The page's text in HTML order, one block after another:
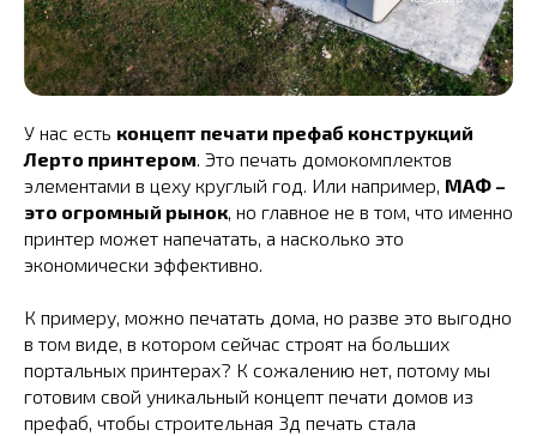
У нас есть концепт печати префаб конструкций
Лерто принтером. Это печать домокомплектов
элементами в цеху круглый год. Или например, МАФ –
это огромный рынок, но главное не в том, что именно
принтер может напечатать, а насколько это
экономически эффективно.
К примеру, можно печатать дома, но разве это выгодно
в том виде, в котором сейчас строят на больших
портальных принтерах? К сожалению нет, потому мы
готовим свой уникальный концепт печати домов из
префаб, чтобы строительная 3д печать стала